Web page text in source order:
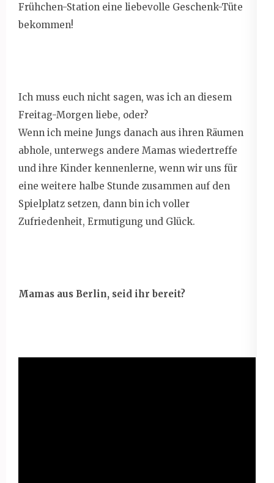
Frühchen-Station eine liebevolle Geschenk-Tüte
bekommen!
Ich muss euch nicht sagen, was ich an diesem
Freitag-Morgen liebe, oder?
Wenn ich meine Jungs danach aus ihren Räumen
abhole, unterwegs andere Mamas wiedertreffe
und ihre Kinder kennenlerne, wenn wir uns für
eine weitere halbe Stunde zusammen auf den
Spielplatz setzen, dann bin ich voller
Zufriedenheit, Ermutigung und Glück.
Mamas aus Berlin, seid ihr bereit?